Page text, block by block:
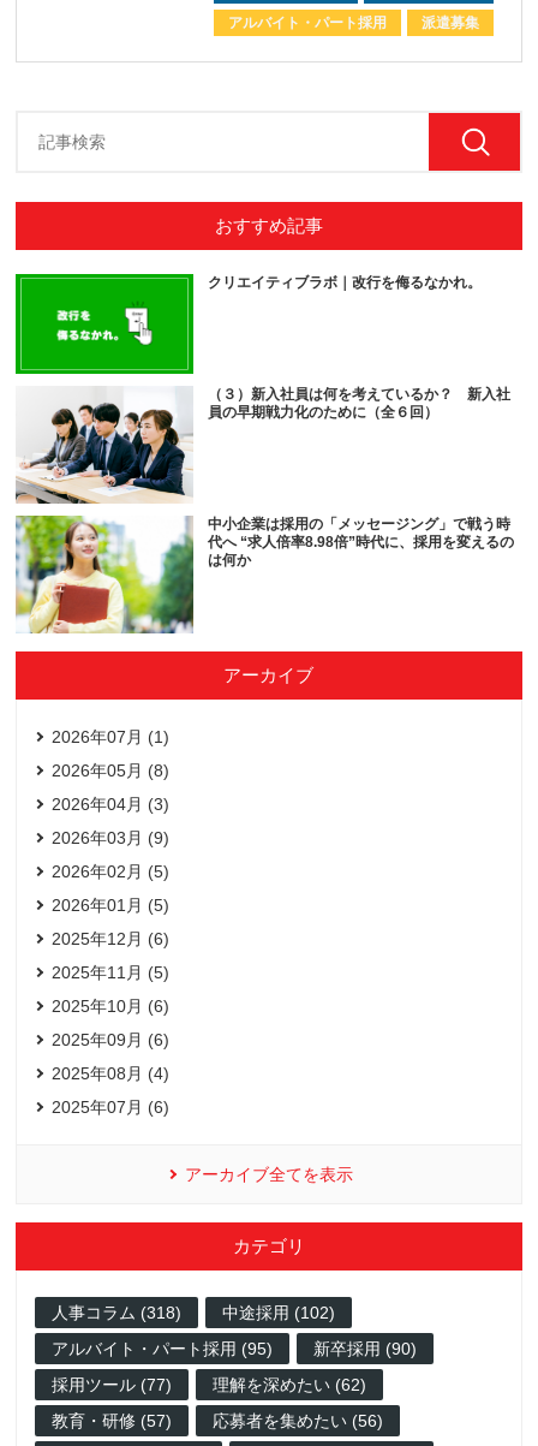
アルバイト・パート採用 派遣募集
おすすめ記事
クリエイティブラボ｜改行を侮るなかれ。
（３）新入社員は何を考えているか？ 新入社
員の早期戦力化のために（全６回）
中小企業は採用の「メッセージング」で戦う時
代へ “求人倍率8.98倍”時代に、採用を変えるの
は何か
アーカイブ
2026年07月 (1)
2026年05月 (8)
2026年04月 (3)
2026年03月 (9)
2026年02月 (5)
2026年01月 (5)
2025年12月 (6)
2025年11月 (5)
2025年10月 (6)
2025年09月 (6)
2025年08月 (4)
2025年07月 (6)
アーカイブ全てを表示
カテゴリ
人事コラム (318)
中途採用 (102)
アルバイト・パート採用 (95)
新卒採用 (90)
採用ツール (77)
理解を深めたい (62)
教育・研修 (57)
応募者を集めたい (56)